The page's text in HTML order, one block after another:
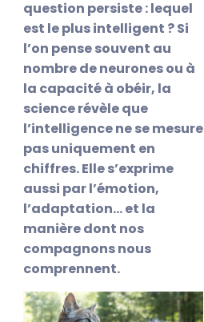
question persiste : lequel
est le plus intelligent ? Si
l’on pense souvent au
nombre de neurones ou à
la capacité à obéir, la
science révèle que
l’intelligence ne se mesure
pas uniquement en
chiffres. Elle s’exprime
aussi par l’émotion,
l’adaptation… et la
manière dont nos
compagnons nous
comprennent.